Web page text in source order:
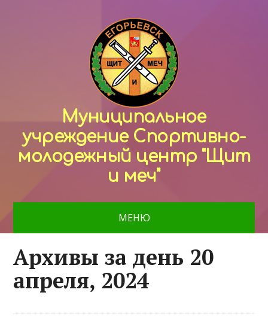
Муниципальное
учреждение Спортивно-
молодежный центр "Щит
и меч"
МЕНЮ
Архивы за день 20
апреля, 2024